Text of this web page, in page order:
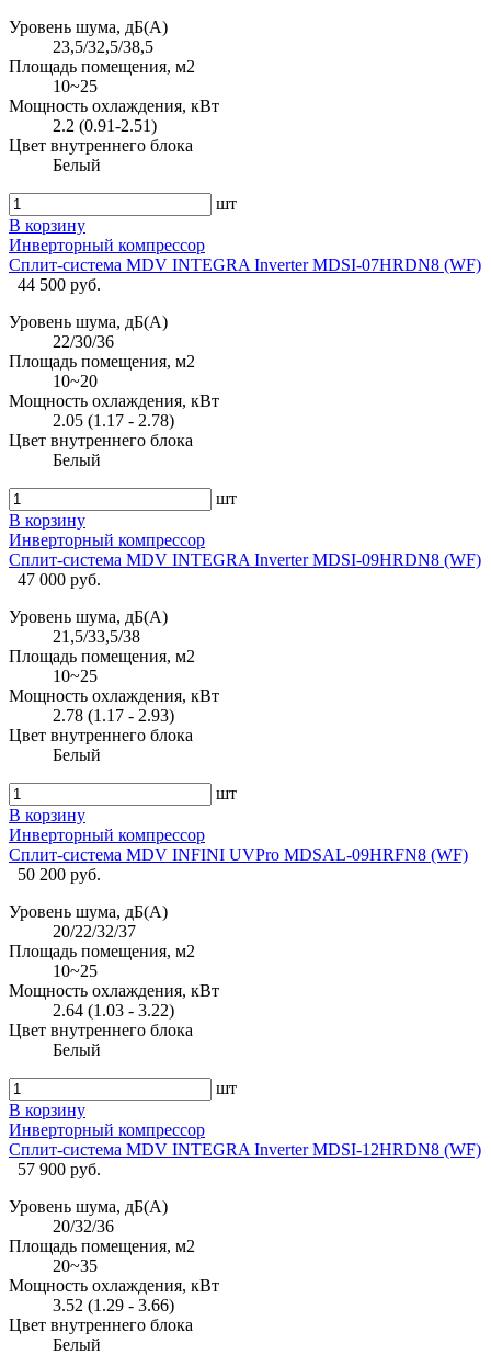
Уровень шума, дБ(А)
23,5/32,5/38,5
Площадь помещения, м2
10~25
Мощность охлаждения, кВт
2.2 (0.91-2.51)
Цвет внутреннего блока
Белый
шт
В корзину
Инверторный компрессор
Сплит-система MDV INTEGRA Inverter MDSI-07HRDN8 (WF)
44 500 руб.
Уровень шума, дБ(А)
22/30/36
Площадь помещения, м2
10~20
Мощность охлаждения, кВт
2.05 (1.17 - 2.78)
Цвет внутреннего блока
Белый
шт
В корзину
Инверторный компрессор
Сплит-система MDV INTEGRA Inverter MDSI-09HRDN8 (WF)
47 000 руб.
Уровень шума, дБ(А)
21,5/33,5/38
Площадь помещения, м2
10~25
Мощность охлаждения, кВт
2.78 (1.17 - 2.93)
Цвет внутреннего блока
Белый
шт
В корзину
Инверторный компрессор
Сплит-система MDV INFINI UVPro MDSAL-09HRFN8 (WF)
50 200 руб.
Уровень шума, дБ(А)
20/22/32/37
Площадь помещения, м2
10~25
Мощность охлаждения, кВт
2.64 (1.03 - 3.22)
Цвет внутреннего блока
Белый
шт
В корзину
Инверторный компрессор
Сплит-система MDV INTEGRA Inverter MDSI-12HRDN8 (WF)
57 900 руб.
Уровень шума, дБ(А)
20/32/36
Площадь помещения, м2
20~35
Мощность охлаждения, кВт
3.52 (1.29 - 3.66)
Цвет внутреннего блока
Белый